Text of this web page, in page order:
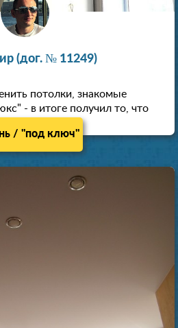
(дог. № 11249)
потолки, знакомые
- в итоге получил то, что
/ "под ключ"